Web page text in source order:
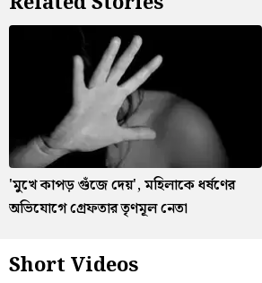
'মুখে কাপড় গুঁজে দেয়', মহিলাকে ধর্ষণের
অভিযোগে গ্রেফতার তৃণমূল নেতা
Short Videos